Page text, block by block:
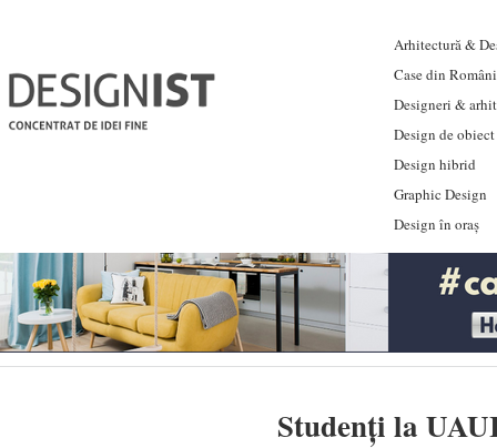
Arhitectură &
Case din
Designeri &
Design de obiect
Design hibrid
Graphic Design
Design în oraș
Studenți la